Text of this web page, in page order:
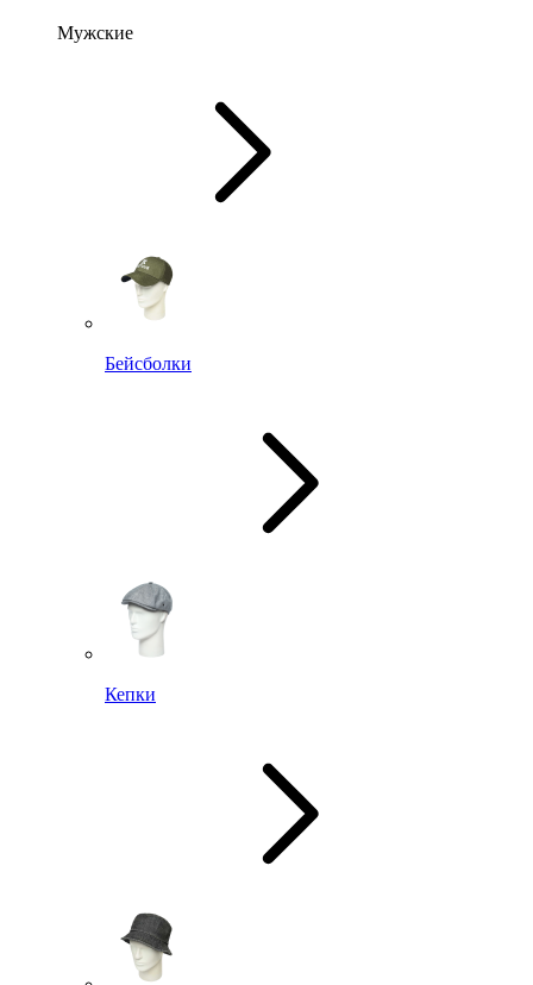
Мужские
Бейсболки
Кепки